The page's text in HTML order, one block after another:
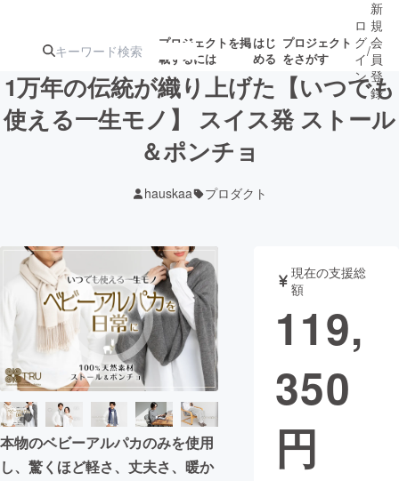
プロジェクトを掲
載するには
はじ
める
プロジェクト
をさがす
注目の新着プロ募集終了が近いプ
テクノロジー・ガジェット
映像・映画 書籍・雑誌
ビジネス・起業 チャレンジ
まちづくり・地域活性化
ロ
グ
イ
ン
/
新
規
会
員
登
録
1万年の伝統が織り上げた【いつでも
使える一生モノ】 スイス発 ストール
＆ポンチョ
hauskaa プロダクト
本物のベビーアルパカのみを使用
し、驚くほど軽さ、丈夫さ、暖か
現在の支援総
額
119,
350
円